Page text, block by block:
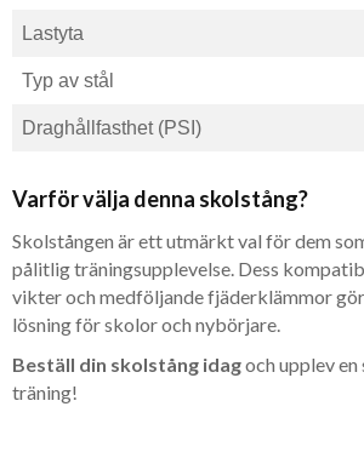
Lastyta
Typ av stål
Draghållfasthet (PSI)
Varför välja denna skolstång?
Skolstången är ett utmärkt val för dem
pålitlig träningsupplevelse. Dess
vikter och medföljande fjäderklämmor
lösning för skolor och nybörjare.
Beställ din skolstång idagoch upplev
träning!